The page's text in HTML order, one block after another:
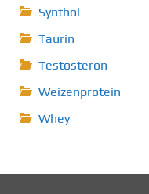
Synthol
Taurin
Testosteron
Weizenprotein
Whey